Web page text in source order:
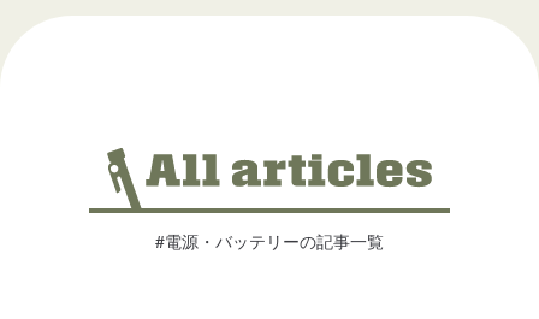
#電源・バッテリーの記事一覧